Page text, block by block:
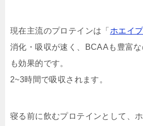
現在主流のプロテインは「 ホエイ
消化・吸収が速く、BCAAも豊富
も効果的です。
2~3時間で吸収されます。
寝る前に飲むプロテインとして、